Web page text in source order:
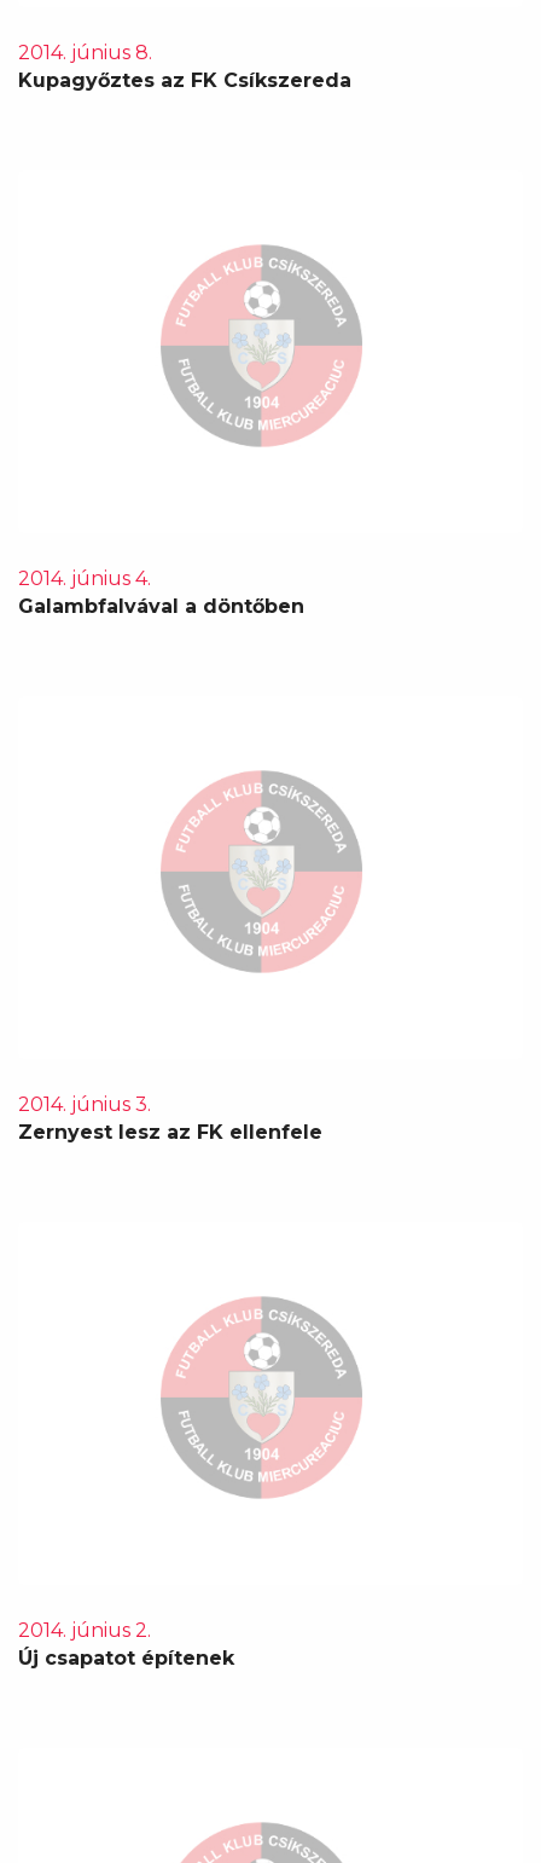
2014. június 8.
Kupagyőztes az FK Csíkszereda
2014. június 4.
Galambfalvával a döntőben
2014. június 3.
Zernyest lesz az FK ellenfele
2014. június 2.
Új csapatot építenek